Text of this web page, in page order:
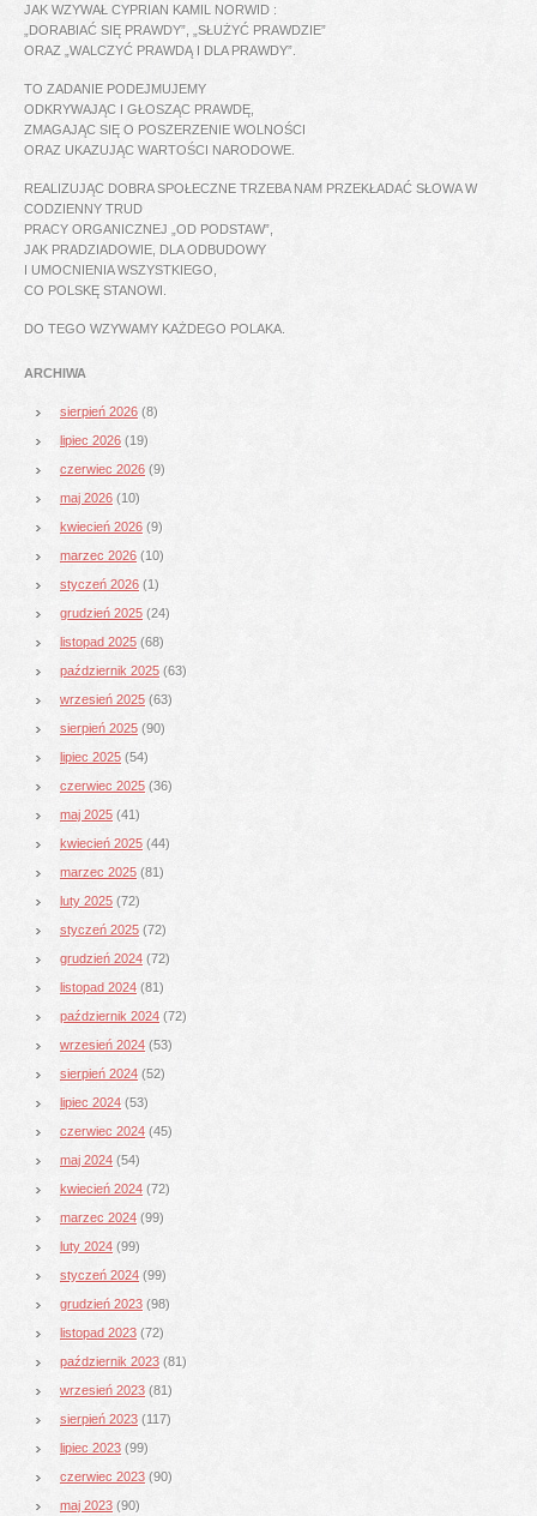
JAK WZYWAŁ CYPRIAN KAMIL NORWID :
„DORABIAĆ SIĘ PRAWDY”, „SŁUŻYĆ PRAWDZIE”
ORAZ „WALCZYĆ PRAWDĄ I DLA PRAWDY”.
TO ZADANIE PODEJMUJEMY
ODKRYWAJĄC I GŁOSZĄC PRAWDĘ,
ZMAGAJĄC SIĘ O POSZERZENIE WOLNOŚCI
ORAZ UKAZUJĄC WARTOŚCI NARODOWE.
REALIZUJĄC DOBRA SPOŁECZNE TRZEBA NAM PRZEKŁADAĆ SŁOWA W
CODZIENNY TRUD
PRACY ORGANICZNEJ „OD PODSTAW”,
JAK PRADZIADOWIE, DLA ODBUDOWY
I UMOCNIENIA WSZYSTKIEGO,
CO POLSKĘ STANOWI.
DO TEGO WZYWAMY KAŻDEGO POLAKA.
ARCHIWA
sierpień 2026 (8)
lipiec 2026 (19)
czerwiec 2026 (9)
maj 2026 (10)
kwiecień 2026 (9)
marzec 2026 (10)
styczeń 2026 (1)
grudzień 2025 (24)
listopad 2025 (68)
październik 2025 (63)
wrzesień 2025 (63)
sierpień 2025 (90)
lipiec 2025 (54)
czerwiec 2025 (36)
maj 2025 (41)
kwiecień 2025 (44)
marzec 2025 (81)
luty 2025 (72)
styczeń 2025 (72)
grudzień 2024 (72)
listopad 2024 (81)
październik 2024 (72)
wrzesień 2024 (53)
sierpień 2024 (52)
lipiec 2024 (53)
czerwiec 2024 (45)
maj 2024 (54)
kwiecień 2024 (72)
marzec 2024 (99)
luty 2024 (99)
styczeń 2024 (99)
grudzień 2023 (98)
listopad 2023 (72)
październik 2023 (81)
wrzesień 2023 (81)
sierpień 2023 (117)
lipiec 2023 (99)
czerwiec 2023 (90)
maj 2023 (90)